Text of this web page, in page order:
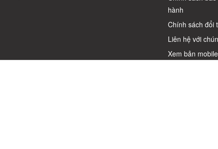
hành
Chính sách đổi
Liên hệ với
Xem bản